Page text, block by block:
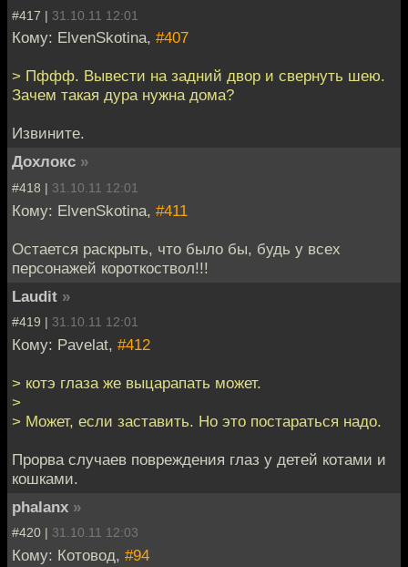
#417 | 31.10.11 12:01
Кому: ElvenSkotina, #407
> Пффф. Вывести на задний двор и свернуть шею.
Зачем такая дура нужна дома?
Извините.
Дохлокс »
#418 | 31.10.11 12:01
Кому: ElvenSkotina, #411
Остается раскрыть, что было бы, будь у всех
персонажей короткоствол!!!
Laudit »
#419 | 31.10.11 12:01
Кому: Pavelat, #412
> котэ глаза же выцарапать может.
>
> Может, если заставить. Но это постараться надо.
Прорва случаев повреждения глаз у детей котами и
кошками.
phalanx »
#420 | 31.10.11 12:03
Кому: Котовод, #94